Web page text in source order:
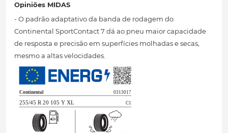
Opiniões MIDAS
- O padrão adaptativo da banda de rodagem do
Continental SportContact 7 dá ao pneu maior capacidade
de resposta e precisão em superfícies molhadas e secas,
mesmo a altas velocidades.